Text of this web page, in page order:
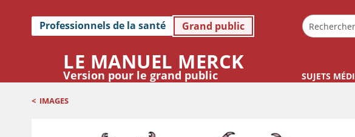
Professionnels de la santé Grand public
LE MANUEL MERCK
Version pour le grand public SUJETS
< IMAGES